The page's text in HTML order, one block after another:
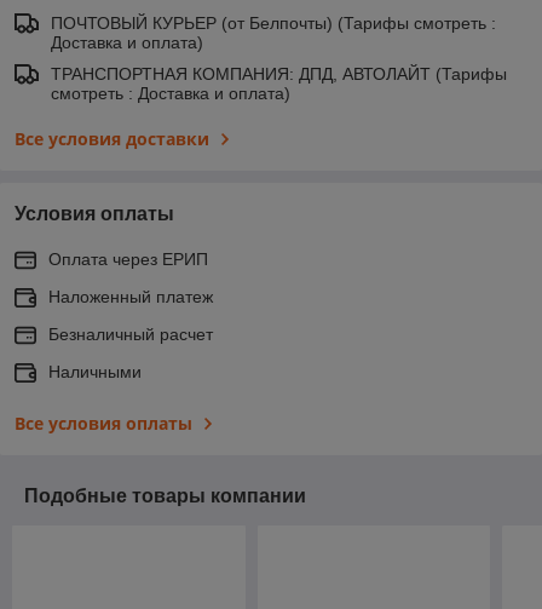
ПОЧТОВЫЙ КУРЬЕР (от Белпочты) (Тарифы смотреть :
Доставка и оплата)
ТРАНСПОРТНАЯ КОМПАНИЯ: ДПД, АВТОЛАЙТ (Тарифы
смотреть : Доставка и оплата)
Все условия доставки
Условия оплаты
Оплата через ЕРИП
Наложенный платеж
Безналичный расчет
Наличными
Все условия оплаты
Подобные товары компании